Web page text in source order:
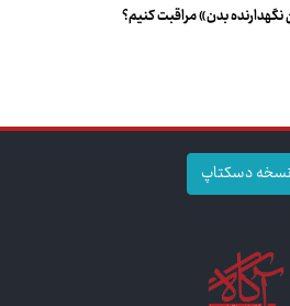
بدن» مراقبت کنیم؟
نسخه دسکتاپ